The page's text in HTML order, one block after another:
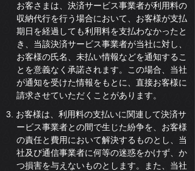
お客さまは、決済サービス事業者が利用料の
収納代行を行う場合において、お客様が支払
期日を経過しても利用料を支払わなかったと
き、当該決済サービス事業者が当社に対し、
お客様の氏名、未払い情報などを通知するこ
とを意義なく承諾されます。この場合、当社
が通知を受けた情報をもとに、直接お客様に
請求させていただくことがあります。
3. お客様は、利用料の支払いに関連して決済サ
ービス事業者との間で生じた紛争を、お客様
の責任と費用において解決するものとし、当
社及び通信事業者に何等の迷惑をかけず、か
つ損害を与えないものとします。また、当社